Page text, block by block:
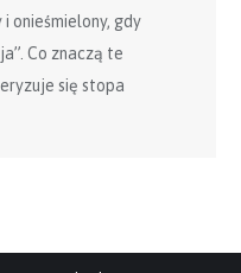
onieśmielony, gdy
Co znaczą te
się stopa